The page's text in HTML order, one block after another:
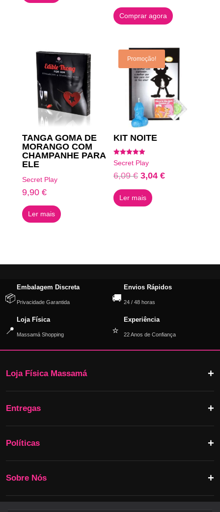
Comprar agora
TANGA GOMA DE
MORANGO COM
CHAMPANHE PARA
ELE
Secret Play
9,90 €
Ler mais
Promoção!
KIT NOITE
Avaliação
5.00
de 5
Secret Play
6,09€ O
preço
original
3,04€O
Ler mais
📦
Embalagem Discreta
Privacidade Garantida 🚚
Envios Rápidos
24 / 48 horas
📍
Loja Física
Massamá Shopping ⭐
Experiência
22 Anos de Confiança
Loja Física Massamá
Entregas
Políticas
Sobre Nós